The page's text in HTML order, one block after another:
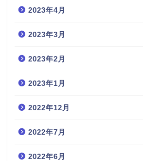
2023年4月
2023年3月
2023年2月
2023年1月
2022年12月
2022年7月
2022年6月